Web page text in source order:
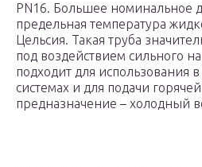
PN16. Большее номинальное
предельная температура
Цельсия. Такая труба
под воздействием сильного
подходит для использования
системах и для подачи
предназначение – холодный